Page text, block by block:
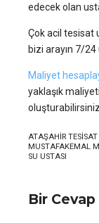
edecek olan
Çok acil tesisat
bizi arayın 7/
Maliyet
yaklaşık
oluşturabilirsiniz.
ATAŞAHIR
MUSTAFAKEMAL
SU USTASI
Bir Cevap